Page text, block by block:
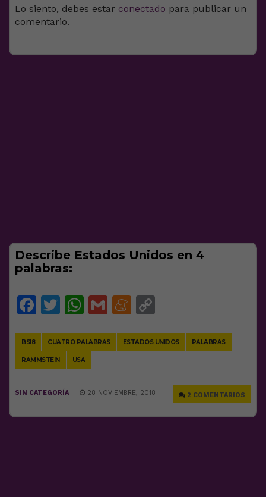
Lo siento, debes estar conectado para publicar un
comentario.
Describe Estados Unidos en 4
palabras:
Facebook
Twitter
WhatsApp
GmailMeneame
BS18 CUATRO PALABRAS ESTADOS UNIDOS PALABRAS
RAMMSTEIN USA
2 COMENTARIOS
SIN CATEGORÍA 28 NOVIEMBRE, 2018